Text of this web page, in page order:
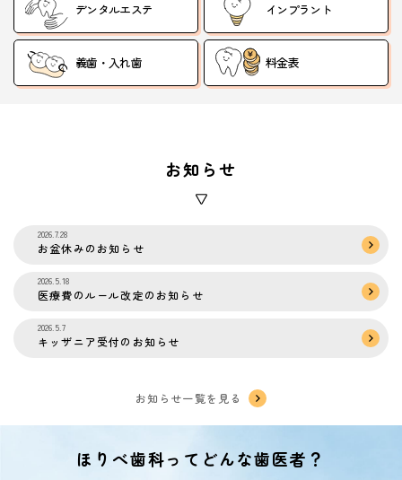
デンタルエステ インプラント
義歯・入れ歯 料金表
お知らせ
2026.7.28
お盆休みのお知らせ
2026.5.18
医療費のルール改定のお知らせ
2026.5.7
キッザニア受付のお知らせ
お知らせ一覧を見る
ほりべ歯科ってどんな歯医者？